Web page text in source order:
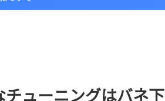
ューニングはバネ下